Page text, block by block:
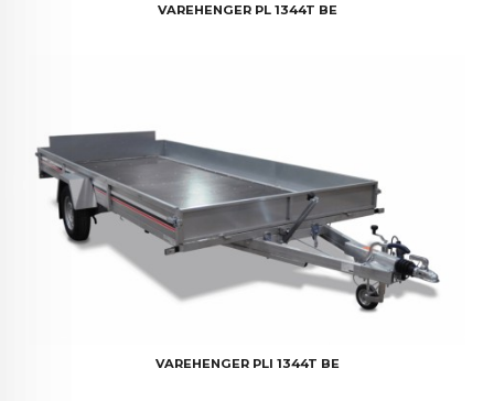
VAREHENGER PL 1344T BE
VAREHENGER PLI 1344T BE